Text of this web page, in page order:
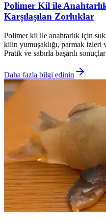
Polimer Kil ile
Karşılaşılan Zorluklar
Polimer kil ile anahtarlık için
kilin yumuşaklığı, parmak izleri
Pratik ve sabırla başarılı
Daha fazla bilgi edinin